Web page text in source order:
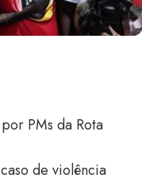
PMs da Rota
de violência